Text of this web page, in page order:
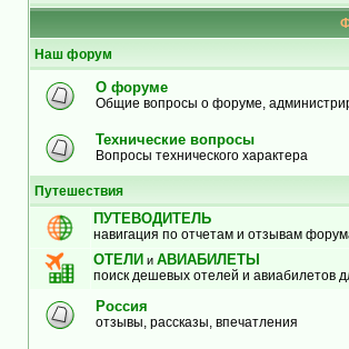
Наш форум
О форуме
Общие вопросы о форуме,
Технические вопросы
Вопросы технического характера
Путешествия
ПУТЕВОДИТЕЛЬ
навигация по отчетам и отзывам
ОТЕЛИ и АВИАБИЛЕТЫ
поиск дешевых отелей и авиабилетов
Россия
отзывы, рассказы, впечатления